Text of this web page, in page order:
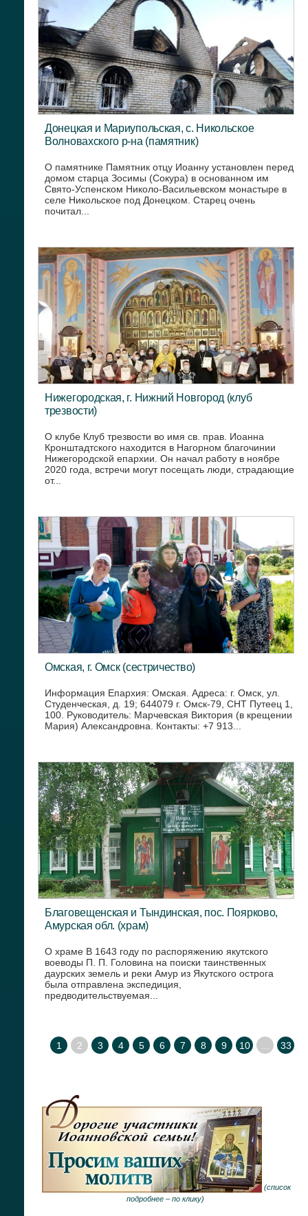
Донецкая и Мариупольская, с. Никольское
Волновахского р-на (памятник)
О памятнике Памятник отцу Иоанну установлен перед
домом старца Зосимы (Сокура) в основанном им
Свято-Успенском Николо-Васильевском монастыре в
селе Никольское под Донецком. Старец очень
почитал...
Нижегородская, г. Нижний Новгород (клуб
трезвости)
О клубе Клуб трезвости во имя св. прав. Иоанна
Кронштадтского находится в Нагорном благочинии
Нижегородской епархии. Он начал работу в ноябре
2020 года, встречи могут посещать люди, страдающие
от...
Омская, г. Омск (сестричество)
Информация Епархия: Омская. Адреса: г. Омск, ул.
Студенческая, д. 19; 644079 г. Омск-79, СНТ Путеец 1,
100. Руководитель: Марчевская Виктория (в крещении
Мария) Александровна. Контакты: +7 913...
Благовещенская и Тындинская, пос. Поярково,
Амурская обл. (храм)
О храме В 1643 году по распоряжению якутского
воеводы П. П. Головина на поиски таинственных
даурских земель и реки Амур из Якутского острога
была отправлена экспедиция,
предводительствуемая...
1 2 3 4 5 6 7 8 9 10 33
(список
подробнее – по клику)